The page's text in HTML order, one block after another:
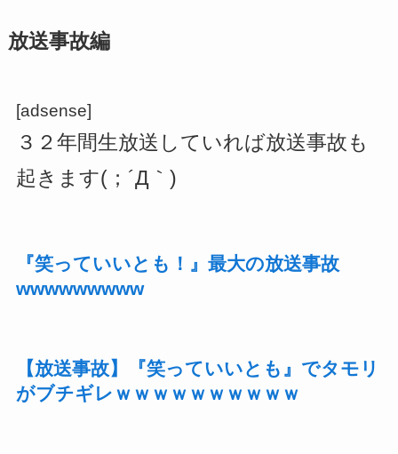
放送事故編
[adsense]
３２年間生放送していれば放送事故も
起きます(；´Д｀)
『笑っていいとも！』最大の放送事故
wwwwwwwww
【放送事故】『笑っていいとも』でタモリ
がブチギレｗｗｗｗｗｗｗｗｗｗ